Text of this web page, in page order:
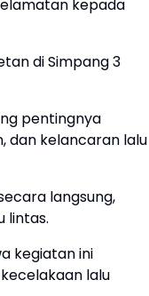
kepada
di Simpang 3
pentingnya
dan kelancaran lalu
langsung,
lintas.
kegiatan ini
lalu